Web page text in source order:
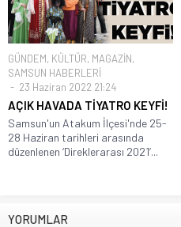
GÜNDEM, KÜLTÜR, MAGAZİN,
SAMSUN HABERLERİ
23 Haziran 2022 21:24
AÇIK HAVADA TİYATRO KEYFİ!
Samsun'un Atakum İlçesi'nde 25-
28 Haziran tarihleri arasında
düzenlenen ‘Direklerarası 2021’...
YORUMLAR